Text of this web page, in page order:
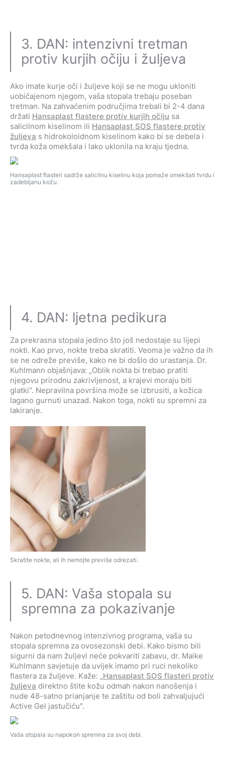
Hansaplast flasteri sadrže salicilnu kiselinu koja pomaže omekšati tvrdu i
zadebljanu kožu.
3. DAN: intenzivni tretman
protiv kurjih očiju i žuljeva
Ako imate kurje oči i žuljeve koji se ne mogu ukloniti
uobičajenom njegom, vaša stopala trebaju poseban
tretman. Na zahvaćenim područjima trebali bi 2-4 dana
držati Hansaplast flastere protiv kurjih očiju sa
salicilnom kiselinom ili Hansaplast SOS flastere protiv
žuljeva s hidrokoloidnom kiselinom kako bi se debela i
tvrda koža omekšala i lako uklonila na kraju tjedna.
Skratite nokte, ali ih nemojte previše odrezati.
4. DAN: ljetna pedikura
Za prekrasna stopala jedino što još nedostaje su lijepi
nokti. Kao prvo, nokte treba skratiti. Veoma je važno da ih
se ne odreže previše, kako ne bi došlo do urastanja. Dr.
Kuhlmann objašnjava: „Oblik nokta bi trebao pratiti
njegovu prirodnu zakrivljenost, a krajevi moraju biti
glatki“. Nepravilna površina može se izbrusiti, a kožica
lagano gurnuti unazad. Nakon toga, nokti su spremni za
lakiranje.
Vaša stopala su napokon spremna za svoj debi.
5. DAN: Vaša stopala su
spremna za pokazivanje
Nakon petodnevnog intenzivnog programa, vaša su
stopala spremna za ovosezonski debi. Kako bismo bili
sigurni da nam žuljevi neće pokvariti zabavu, dr. Maike
Kuhlmann savjetuje da uvijek imamo pri ruci nekoliko
flastera za žuljeve. Kaže: „ Hansaplast SOS flasteri protiv
žuljeva direktno štite kožu odmah nakon nanošenja i
nude 48-satno prianjanje te zaštitu od boli zahvaljujući
Active Gel jastučiću".